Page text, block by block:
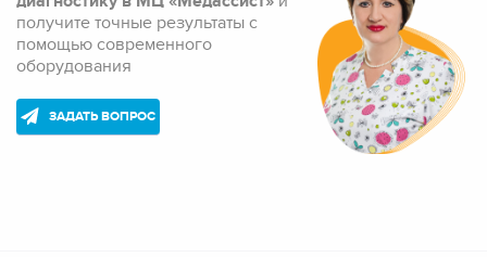
получите точные результаты с
помощью современного
оборудования
ЗАДАТЬ ВОПРОС